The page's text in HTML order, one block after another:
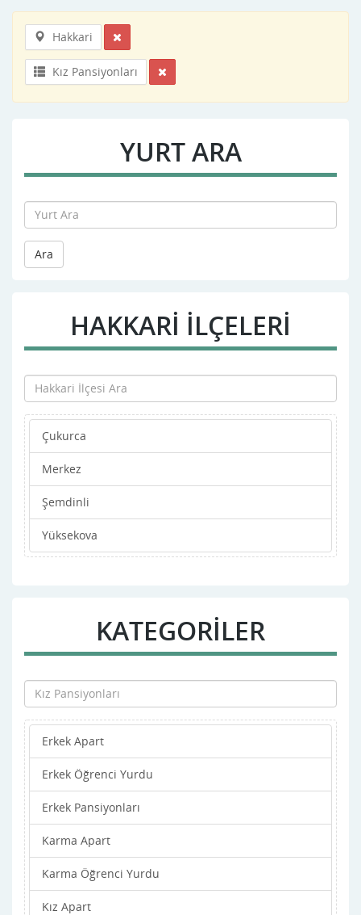
Hakkari
Kız Pansiyonları
YURT ARA
Ara
HAKKARI İLÇELERİ
Çukurca
Merkez
Şemdinli
Yüksekova
KATEGORİLER
Erkek Apart
Erkek Öğrenci Yurdu
Erkek Pansiyonları
Karma Apart
Karma Öğrenci Yurdu
Kız Apart